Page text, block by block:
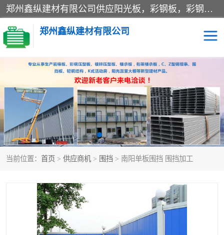
郑州鑫纵建材有限公司供应阳光板，彩钢板，彩钢钢构工程是一家集生产销售租赁安装于一体的企业，主要生产PC采光板，耐力板，仿古琉璃采光板，岩棉板、彩钢压型板、镀锌压型板、桁架楼承板，C、Z型钢檩条、围挡板、轻钢结构，阳光温室大棚等新型建材产品。公司旗下有多台移动式高空压瓦机租赁，承接全国各地业务，专业对外租赁各种型号压瓦机。
郑州鑫纵建材有限公司
当前位置： 首页 > 供应商机 > 围挡 > 南阳单板围挡 围挡加工
高空瓦机租赁 ASA合成树脂仿古瓦
CZ型钢 FRP采光板
PC多层板 PC耐力板
建筑围挡 楼层板
新型活动房
岩棉板 钢结构配件